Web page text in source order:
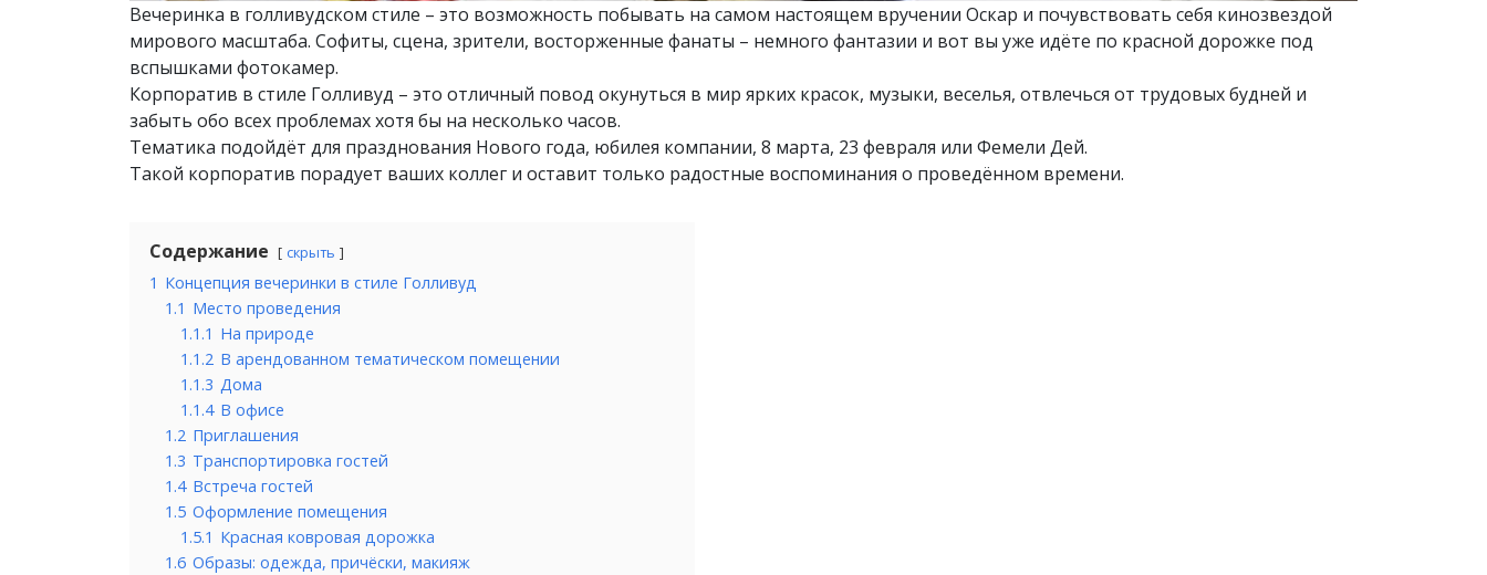
Вечеринка в голливудском стиле – это возможность побывать на самом настоящем вручении Оскар и почувствовать себя кинозвездой
мирового масштаба. Софиты, сцена, зрители, восторженные фанаты – немного фантазии и вот вы уже идёте по красной дорожке под
вспышками фотокамер.
Корпоратив в стиле Голливуд – это отличный повод окунуться в мир ярких красок, музыки, веселья, отвлечься от трудовых будней и
забыть обо всех проблемах хотя бы на несколько часов.
Тематика подойдёт для празднования Нового года, юбилея компании, 8 марта, 23 февраля или Фемели Дей.
Такой корпоратив порадует ваших коллег и оставит только радостные воспоминания о проведённом времени.
Содержание скрыть
1 Концепция вечеринки в стиле Голливуд
1.1 Место проведения
1.1.1 На природе
1.1.2 В арендованном тематическом помещении
1.1.3 Дома
1.1.4 В офисе
1.2 Приглашения
1.3 Транспортировка гостей
1.4 Встреча гостей
1.5 Оформление помещения
1.5.1 Красная ковровая дорожка
1.6 Образы: одежда, причёски, макияж